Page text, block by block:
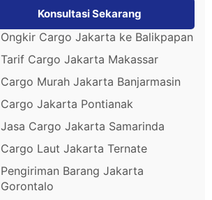
Konsultasi Sekarang
Ongkir Cargo Jakarta ke Balikpapan
Tarif Cargo Jakarta Makassar
Cargo Murah Jakarta Banjarmasin
Cargo Jakarta Pontianak
Jasa Cargo Jakarta Samarinda
Cargo Laut Jakarta Ternate
Pengiriman Barang Jakarta
Gorontalo